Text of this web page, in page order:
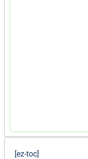
[ez-toc]